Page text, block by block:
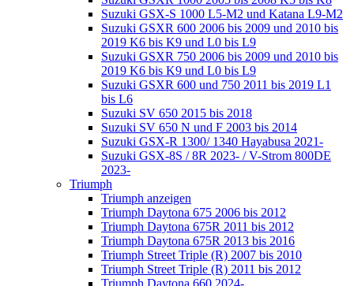
Suzuki GSX-S 1000 L5-M2 und Katana L9-M2
Suzuki GSXR 600 2006 bis 2009 und 2010 bis
2019 K6 bis K9 und L0 bis L9
Suzuki GSXR 750 2006 bis 2009 und 2010 bis
2019 K6 bis K9 und L0 bis L9
Suzuki GSXR 600 und 750 2011 bis 2019 L1
bis L6
Suzuki SV 650 2015 bis 2018
Suzuki SV 650 N und F 2003 bis 2014
Suzuki GSX-R 1300/ 1340 Hayabusa 2021-
Suzuki GSX-8S / 8R 2023- / V-Strom 800DE
2023-
Triumph
Triumph anzeigen
Triumph Daytona 675 2006 bis 2012
Triumph Daytona 675R 2011 bis 2012
Triumph Daytona 675R 2013 bis 2016
Triumph Street Triple (R) 2007 bis 2010
Triumph Street Triple (R) 2011 bis 2012
Triumph Daytona 660 2024-